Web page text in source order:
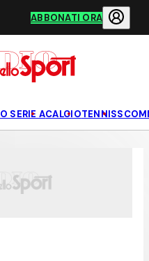
ABBONATI ORA
SERIE ACALCIOTENNIS